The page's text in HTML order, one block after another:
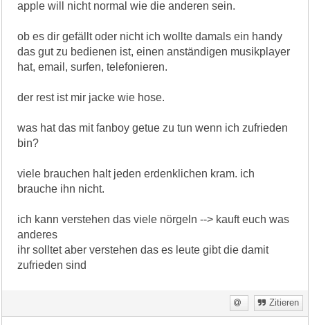
apple will nicht normal wie die anderen sein.
ob es dir gefällt oder nicht ich wollte damals ein handy
das gut zu bedienen ist, einen anständigen musikplayer
hat, email, surfen, telefonieren.
der rest ist mir jacke wie hose.
was hat das mit fanboy getue zu tun wenn ich zufrieden
bin?
viele brauchen halt jeden erdenklichen kram. ich
brauche ihn nicht.
ich kann verstehen das viele nörgeln --> kauft euch was
anderes
ihr solltet aber verstehen das es leute gibt die damit
zufrieden sind
Zitieren